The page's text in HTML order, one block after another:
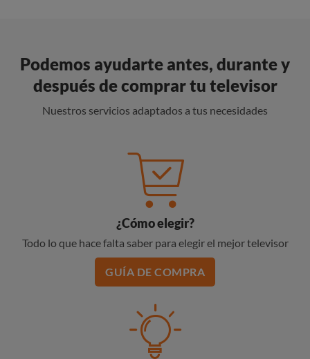
Podemos ayudarte antes, durante y
después de comprar tu televisor
Nuestros servicios adaptados a tus necesidades
¿Cómo elegir?
Todo lo que hace falta saber para elegir el mejor televisor
GUÍA DE COMPRA